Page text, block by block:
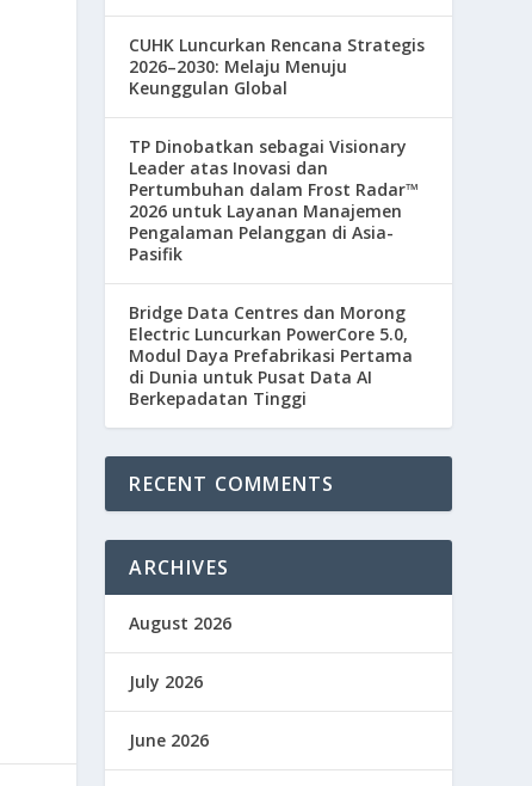
CUHK Luncurkan Rencana Strategis
2026–2030: Melaju Menuju
Keunggulan Global
TP Dinobatkan sebagai Visionary
Leader atas Inovasi dan
Pertumbuhan dalam Frost Radar™
2026 untuk Layanan Manajemen
Pengalaman Pelanggan di Asia-
Pasifik
Bridge Data Centres dan Morong
Electric Luncurkan PowerCore 5.0,
Modul Daya Prefabrikasi Pertama
di Dunia untuk Pusat Data AI
Berkepadatan Tinggi
RECENT COMMENTS
ARCHIVES
August 2026
July 2026
June 2026